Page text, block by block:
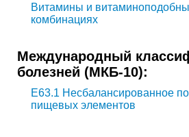
Витамины и
комбинациях
Международный
болезней (МКБ-10):
E63.1 Несбалансированное
пищевых элементов